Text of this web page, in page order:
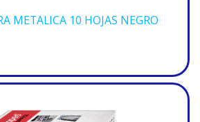
METALICA 10 HOJAS NEGRO